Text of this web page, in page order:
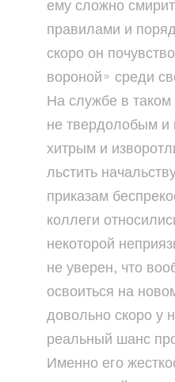
ему сложно
правилами и
скоро он
вороной» среди
На службе в
не твердолобым
хитрым и
льстить
приказам
коллеги
некоторой
не уверен, что
освоиться на
довольно скоро у
реальный шанс
Именно его